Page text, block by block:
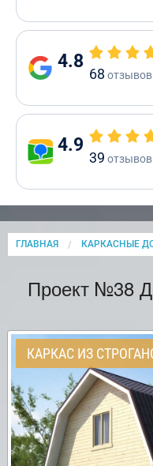
4.8
68 отзывов
4.9
39 отзывов
ГЛАВНАЯ КАРКАСНЫЕ
Проект №38
КАРКАС ИЗ